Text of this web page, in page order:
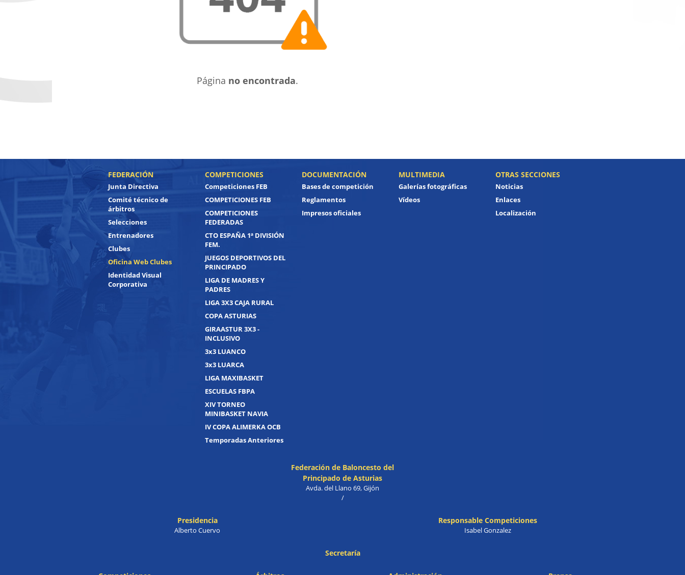
Página no encontrada.
FEDERACIÓN
Junta Directiva
Comité técnico de
árbitros
Selecciones
Entrenadores
Clubes
Oficina Web Clubes
Identidad Visual
Corporativa
COMPETICIONES
Competiciones FEB
COMPETICIONES FEB
COMPETICIONES
FEDERADAS
CTO ESPAÑA 1ª DIVISIÓN
FEM.
JUEGOS DEPORTIVOS DEL
PRINCIPADO
LIGA DE MADRES Y
PADRES
LIGA 3X3 CAJA RURAL
COPA ASTURIAS
GIRAASTUR 3X3 -
INCLUSIVO
3x3 LUANCO
3x3 LUARCA
LIGA MAXIBASKET
ESCUELAS FBPA
XIV TORNEO
MINIBASKET NAVIA
IV COPA ALIMERKA OCB
Temporadas Anteriores
DOCUMENTACIÓN
Bases de competición
Reglamentos
Impresos oficiales
MULTIMEDIA
Galerías fotográficas
Vídeos
OTRAS SECCIONES
Noticias
Enlaces
Localización
Federación de Baloncesto del
Principado de Asturias
Avda. del Llano 69, Gijón
/
Presidencia
Alberto Cuervo
Responsable Competiciones
Isabel Gonzalez
Secretaría